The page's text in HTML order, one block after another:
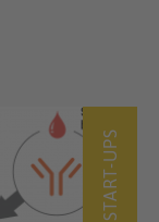
START-UPS